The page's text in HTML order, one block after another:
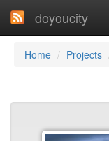
doyoucity
Home Projects